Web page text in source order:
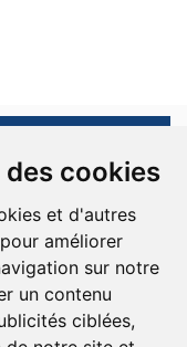
cookies
et d'autres
améliorer
sur notre
un contenu
ciblées,
sont réservés.